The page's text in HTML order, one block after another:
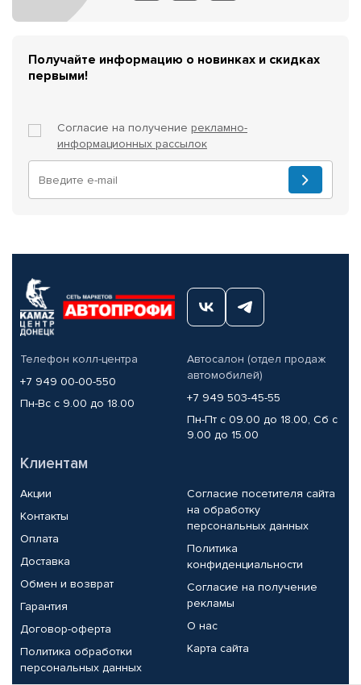
Получайте информацию о новинках и скидках
первыми!
Согласие на получение рекламно-
информационных рассылок
Телефон колл-центра
+7 949 00-00-550
Пн-Вс с 9.00 до 18.00
Автосалон (отдел продаж
автомобилей)
+7 949 503-45-55
Пн-Пт с 09.00 до 18.00, Сб с
9.00 до 15.00
Клиентам
Акции
Контакты
Оплата
Доставка
Обмен и возврат
Гарантия
Договор-оферта
Политика обработки
персональных данных
Согласие посетителя сайта
на обработку
персональных данных
Политика
конфиденциальности
Согласие на получение
рекламы
О нас
Карта сайта